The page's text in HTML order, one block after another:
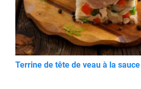
Terrine de tête de veau à la